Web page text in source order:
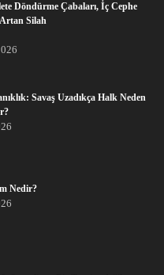
Döndürme Çabaları, İç Cephe
Silah
Savaş Uzadıkça Halk Neden
Nedir?